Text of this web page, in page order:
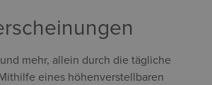
mehr, allein durch die tägliche
eines höhenverstellbaren